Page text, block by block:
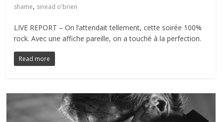
shame, sinead o'brien
LIVE REPORT – On l’attendait tellement, cette soirée 100%
rock. Avec une affiche pareille, on a touché à la perfection.
Read more